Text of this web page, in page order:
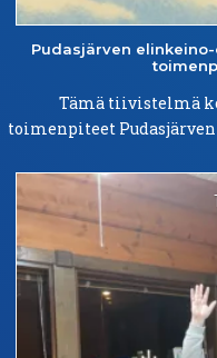
Pudasjärven
Tämä tiivistelmä
toimenpiteet